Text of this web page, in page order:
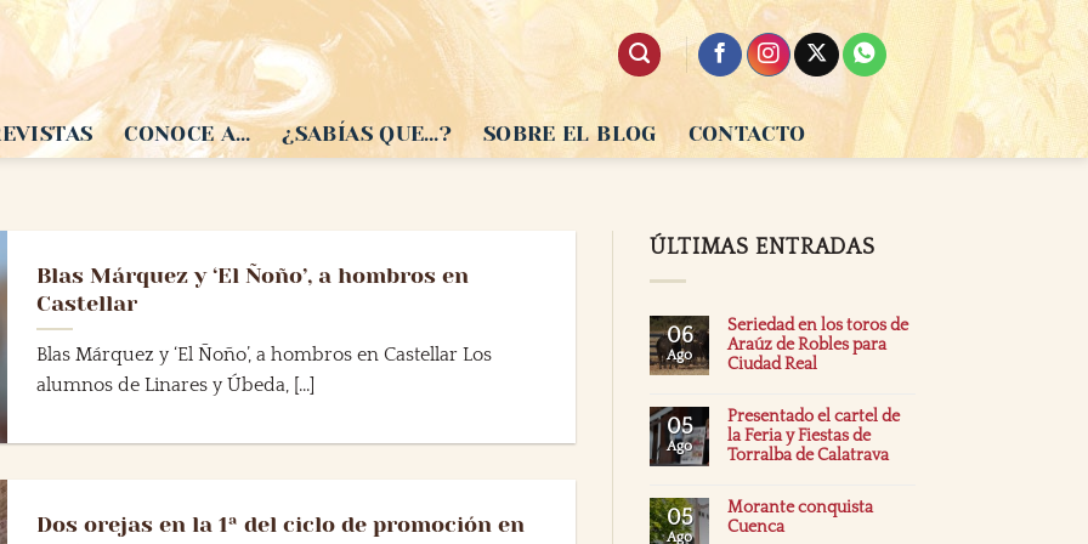
CONOCE A… ¿SABÍAS QUE…? SOBRE EL BLOG CONTACTO
Blas Márquez y ‘El Ñoño’, a hombros en
Castellar
Blas Márquez y ‘El Ñoño’, a hombros en Castellar Los
alumnos de Linares y Úbeda, [...]
Dos orejas en la 1ª del ciclo de promoción en
ÚLTIMAS ENTRADAS
06
Ago
Seriedad en los toros de
Araúz de Robles para
Ciudad Real
05
Ago
Presentado el cartel de
la Feria y Fiestas de
Torralba de Calatrava
05
Ago
Morante conquista
Cuenca